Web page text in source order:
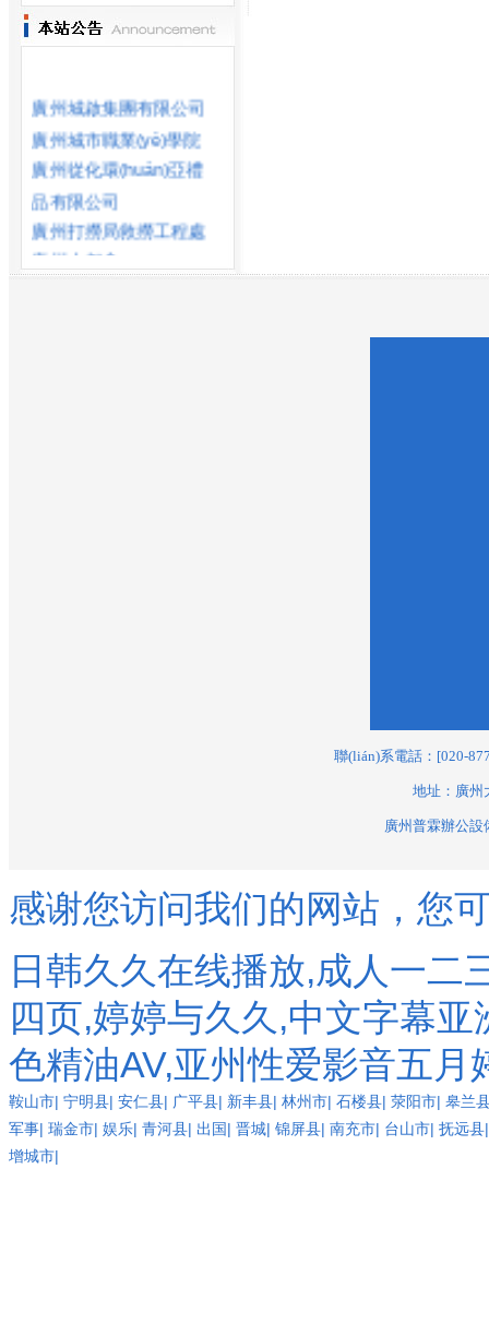
廣州城啟集團有限公司
廣州城市職業(yè)學院
廣州從化環(huán)亞禮
品有限公司
廣州打撈局救撈工程處
廣州大都會
廣州港鐵路分公司
廣州港務局新港港務公
司
廣州港新港港務公司
廣州港洲頭咀港務公司
廣州高力電池有限公司
廣州廣電房地產(chǎn)開
發(fā)有限公司
廣州廣鋼集團金業(yè)有
限公司
聯(lián)系電話：[020-
地址：廣州
廣州普霖辦公
感谢您访问我们的网站，您
日韩久久在线播放,成人一二
四页,婷婷与久久,中文字幕
色精油AV,亚州性爱影音五
鞍山市| 宁明县| 安仁县| 广平县| 新丰县| 林州市| 石楼县| 荥阳市| 皋兰
军事| 瑞金市| 娱乐| 青河县| 出国| 晋城| 锦屏县| 南充市| 台山市| 抚远县
增城市|